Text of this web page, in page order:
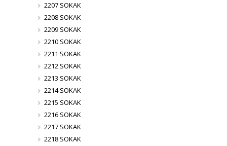
2207 SOKAK
2208 SOKAK
2209 SOKAK
2210 SOKAK
2211 SOKAK
2212 SOKAK
2213 SOKAK
2214 SOKAK
2215 SOKAK
2216 SOKAK
2217 SOKAK
2218 SOKAK